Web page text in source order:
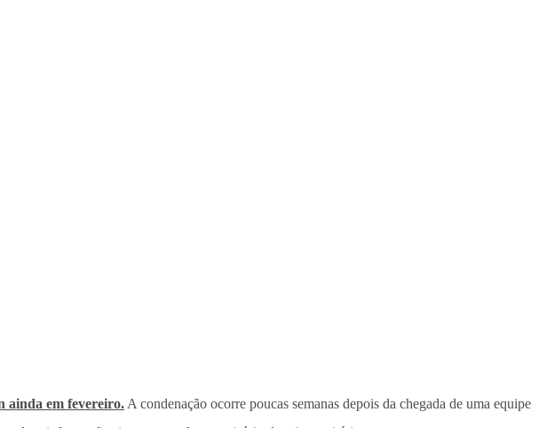
ainda em fevereiro. A condenação ocorre poucas semanas depois da chegada de uma equipe